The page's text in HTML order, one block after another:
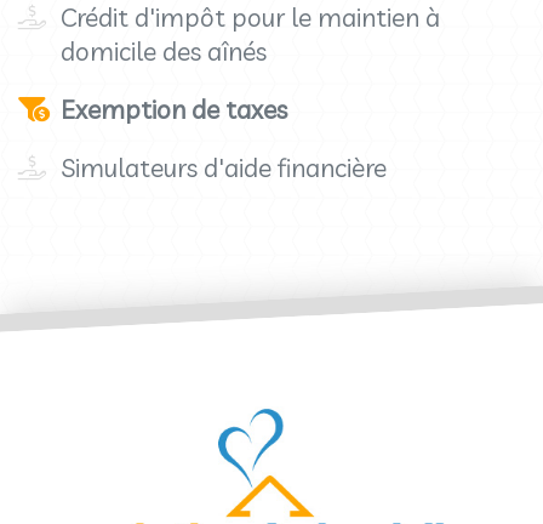
Crédit d'impôt pour le maintien à
domicile des aînés
Exemption de taxes
Simulateurs d'aide financière